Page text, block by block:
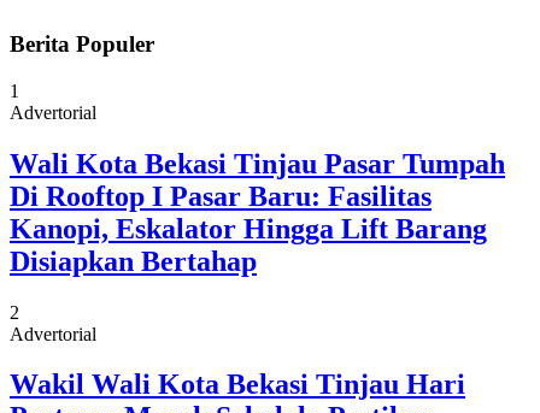
Berita Populer
1
Advertorial
Wali Kota Bekasi Tinjau Pasar Tumpah
Di Rooftop I Pasar Baru: Fasilitas
Kanopi, Eskalator Hingga Lift Barang
Disiapkan Bertahap
2
Advertorial
Wakil Wali Kota Bekasi Tinjau Hari